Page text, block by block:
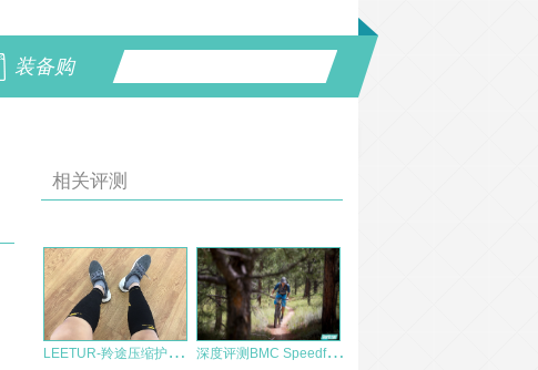
装备购
相关评测
L
EETUR-羚途压缩护小腿袜子测评 深
度评测BMC Speedfox SF01